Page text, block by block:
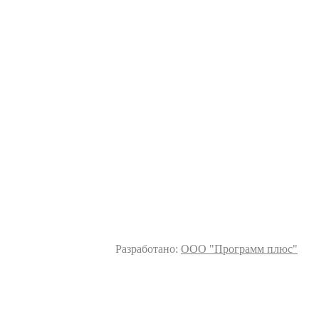
Разработано: ООО "Программ плюс"